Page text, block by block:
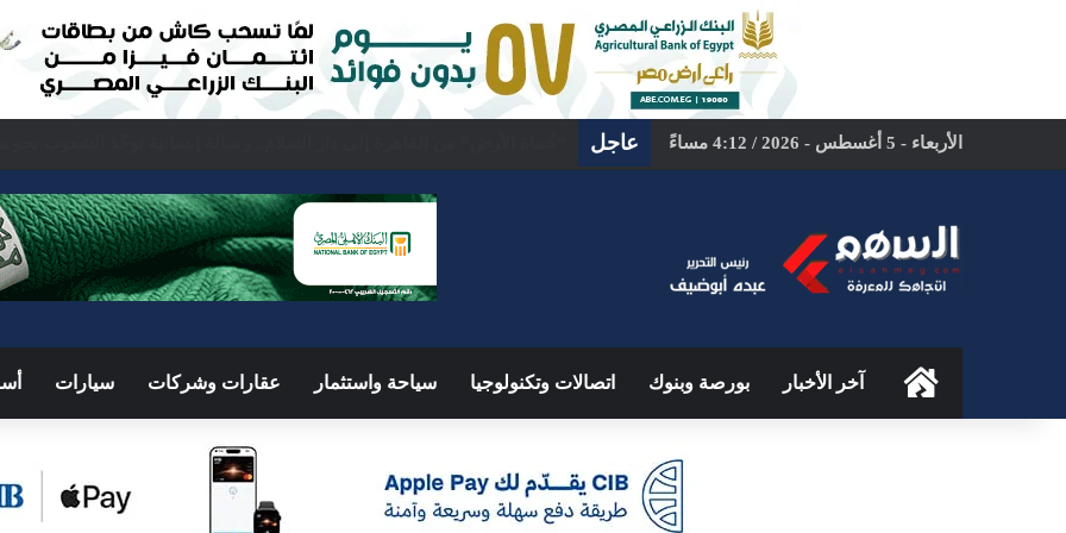
الأربعاء - 5 أغسطس - 2026 / 4:12 مساءً عاجل
الرئيسيةآخر الأخبار بورصة وبنوك اتصالات وتكنولوجيا سياحة واستثمار عقارات وشركات سيارات